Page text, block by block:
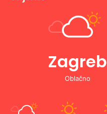
Zagreb
Oblačno